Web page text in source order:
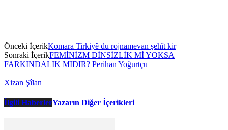
Önceki İçerikKomara Tirkiyê du rojnamevan şehît kir
Sonraki İçerikFEMİNİZM DİNSİZLİK Mİ YOKSA
FARKINDALIK MIDIR? Perihan Yoğurtçu
Xizan Şîlan
İlgili HaberlerYazarın Diğer İçerikleri